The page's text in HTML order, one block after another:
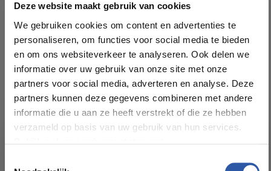
Deze website maakt gebruik van cookies
We gebruiken cookies om content en advertenties te
personaliseren, om functies voor social media te bieden
en om ons websiteverkeer te analyseren. Ook delen we
informatie over uw gebruik van onze site met onze
partners voor social media, adverteren en analyse. Deze
partners kunnen deze gegevens combineren met andere
informatie die u aan ze heeft verstrekt of die ze hebben
verzameld op basis van uw gebruik van hun services.
Specificaties
Soort vloer: PVC Click
Patroon: Visgraat
Kleur: Eiken Grijs